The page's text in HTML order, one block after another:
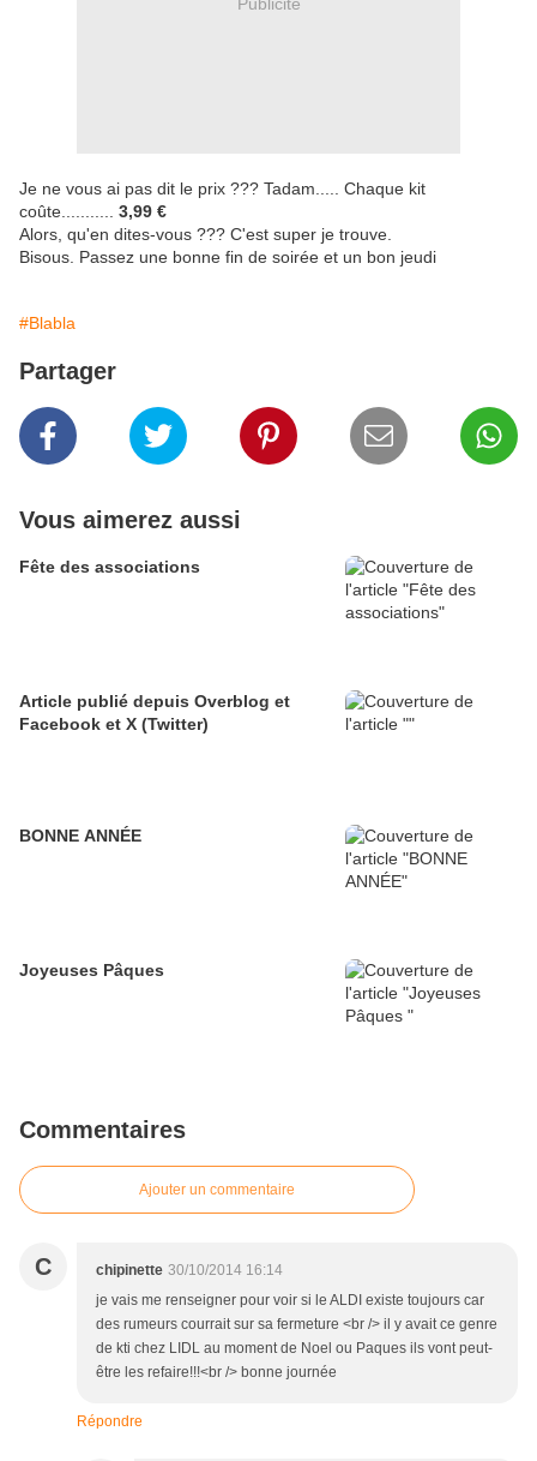
Je ne vous ai pas dit le prix ??? Tadam..... Chaque kit
coûte........... 3,99 €
Alors, qu'en dites-vous ??? C'est super je trouve.
Bisous. Passez une bonne fin de soirée et un bon jeudi
#Blabla
Partager
Vous aimerez aussi
Fête des associations
Article publié depuis Overblog et
Facebook et X (Twitter)
BONNE ANNÉE
Joyeuses Pâques
Commentaires
Ajouter un commentaire
C chipinette 30/10/2014 16:14
je vais me renseigner pour voir si le ALDI existe toujours car
des rumeurs courrait sur sa fermeture <br /> il y avait ce genre
de kti chez LIDL au moment de Noel ou Paques ils vont peut-
être les refaire!!!<br /> bonne journée
Répondre